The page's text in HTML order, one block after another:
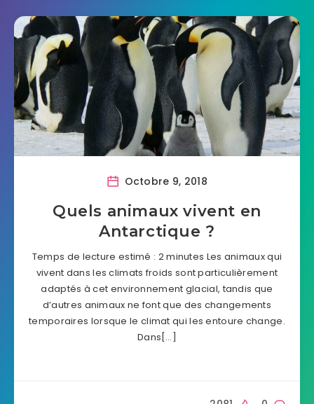
Octobre 9, 2018
Quels animaux vivent en
Antarctique ?
Temps de lecture estimé : 2 minutes Les animaux qui
vivent dans les climats froids sont particulièrement
adaptés à cet environnement glacial, tandis que
d’autres animaux ne font que des changements
temporaires lorsque le climat qui les entoure change.
Dans[…]